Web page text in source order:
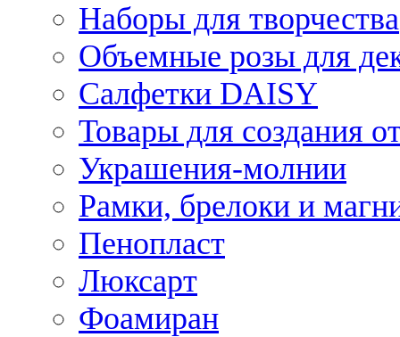
Наборы для творчества
Объемные розы для
Салфетки DAISY
Товары для создания
Украшения-молнии
Рамки, брелоки и
Пенопласт
Люксарт
Фоамиран